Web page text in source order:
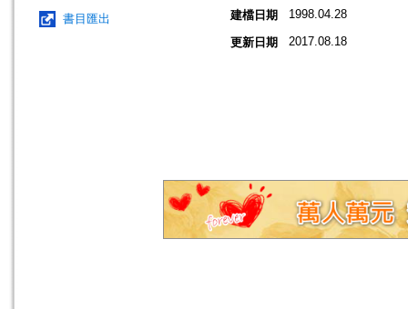
書目匯出 建檔日期 1998.04.28
更新日期 2017.08.18